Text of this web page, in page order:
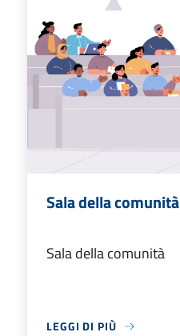
Sala della comunità
Sala della comunità
LEGGI DI PIÙ